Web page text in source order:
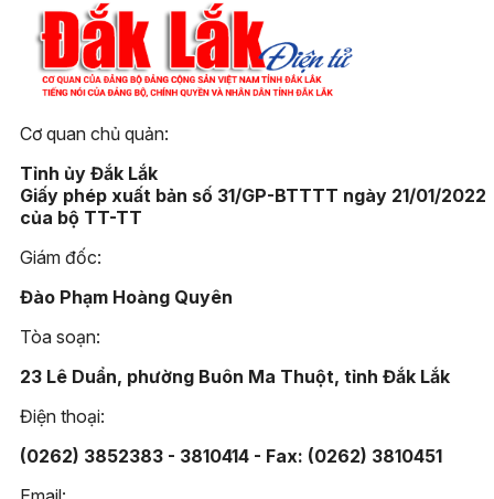
Cơ quan chủ quản:
Tỉnh ủy Đắk Lắk
Giấy phép xuất bản số 31/GP-BTTTT ngày 21/01/2022
của bộ TT-TT
Giám đốc:
Đào Phạm Hoàng Quyên
Tòa soạn:
23 Lê Duẩn, phường Buôn Ma Thuột, tỉnh Đắk Lắk
Điện thoại:
(0262) 3852383 - 3810414 - Fax: (0262) 3810451